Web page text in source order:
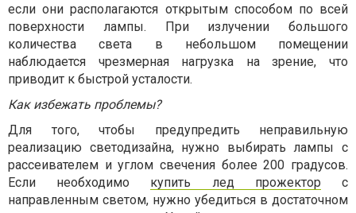
если они располагаются открытым способом по всей
поверхности лампы. При излучении большого
количества света в небольшом помещении
наблюдается чрезмерная нагрузка на зрение, что
приводит к быстрой усталости.
Как избежать проблемы?
Для того, чтобы предупредить неправильную
реализацию светодизайна, нужно выбирать лампы с
рассеивателем и углом свечения более 200 градусов.
Если необходимо купить лед прожектор с
направленным светом, нужно убедиться в достаточном